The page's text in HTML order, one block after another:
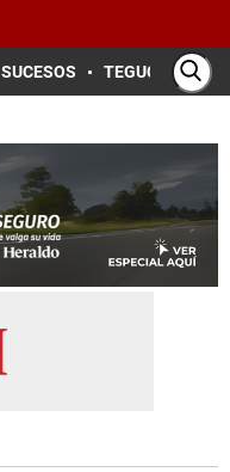
SUCESOS TEGUCIGALPA